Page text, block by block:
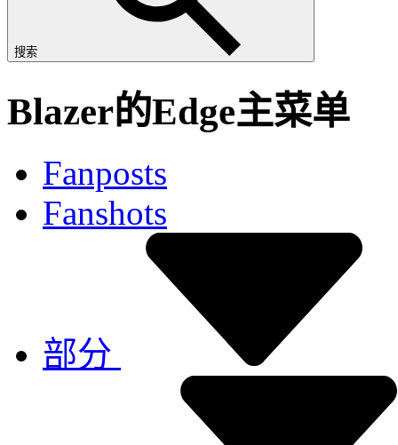
搜索
Blazer的Edge主菜单
Fanposts
Fanshots
部分